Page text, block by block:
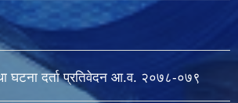
घटना दर्ता प्रतिवेदन आ.व. २०७८-०७९